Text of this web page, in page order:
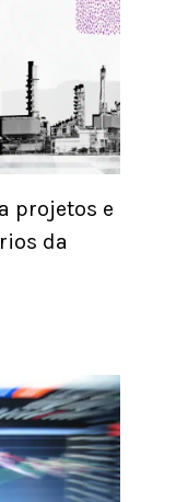
projetos e
da